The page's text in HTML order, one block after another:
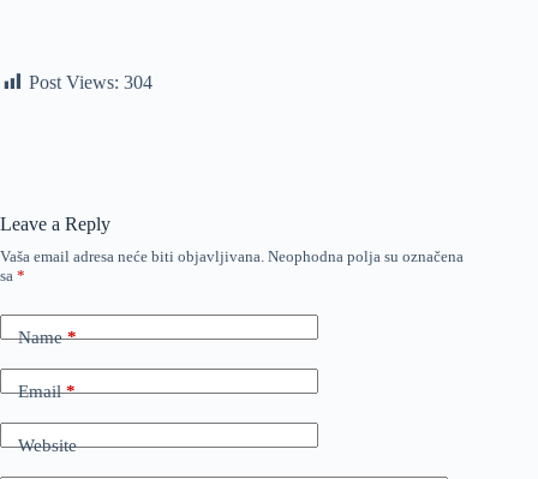
Post Views: 304
Leave a Reply
Vaša email adresa neće biti objavljivana. Neophodna polja su označena
sa *
Name*
Email*
Website